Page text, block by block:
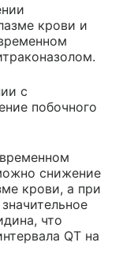
крови и
с
побочного
снижение
крови, а при
что
QT на